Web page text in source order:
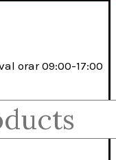
orar 09:00-17:00